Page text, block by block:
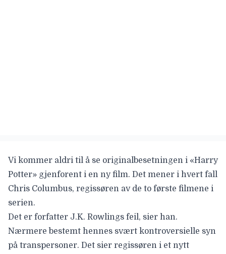
Vi kommer aldri til å se originalbesetningen i «Harry
Potter» gjenforent i en ny film. Det mener i hvert fall
Chris Columbus, regissøren av de to første filmene i
serien.
Det er forfatter J.K. Rowlings feil, sier han.
Nærmere bestemt hennes svært kontroversielle syn
på transpersoner. Det sier regissøren i et nytt